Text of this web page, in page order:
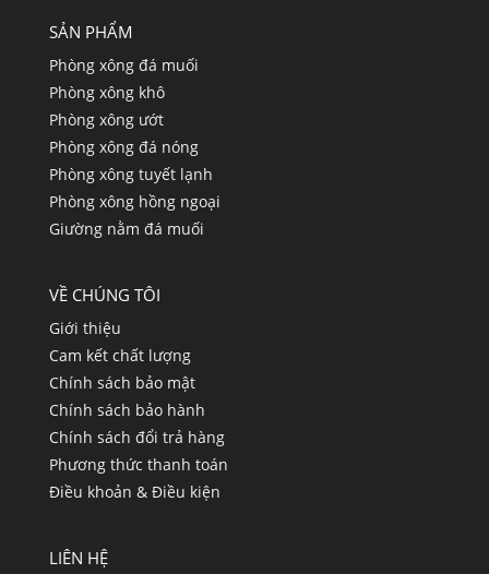
SẢN PHẨM
Phòng xông đá muối
Phòng xông khô
Phòng xông ướt
Phòng xông đá nóng
Phòng xông tuyết lạnh
Phòng xông hồng ngoại
Giường nằm đá muối
VỀ CHÚNG TÔI
Giới thiệu
Cam kết chất lượng
Chính sách bảo mật
Chính sách bảo hành
Chính sách đổi trả hàng
Phương thức thanh toán
Điều khoản & Điều kiện
LIÊN HỆ